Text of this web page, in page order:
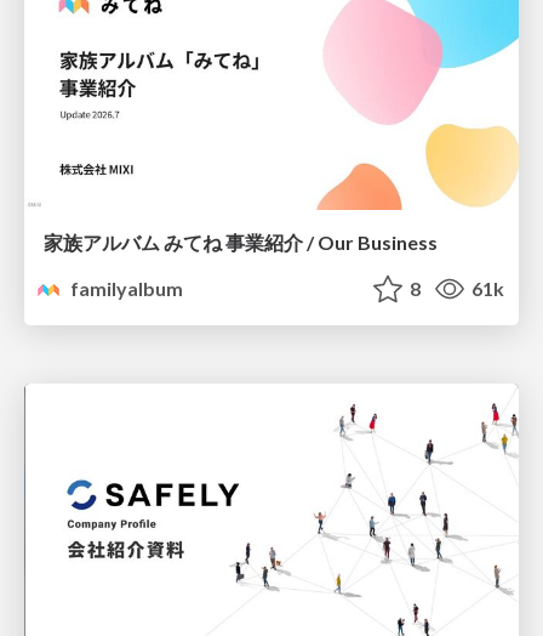
家族アルバム みてね 事業紹介 / Our Business
familyalbum
8 61k